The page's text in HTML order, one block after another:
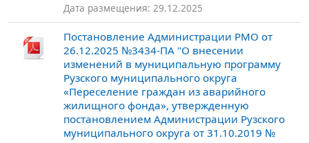
Дата размещения: 29.12.2025
Постановление Администрации РМО от
26.12.2025 №3434-ПА "О внесении
изменений в муниципальную программу
Рузского муниципального округа
«Переселение граждан из аварийного
жилищного фонда», утвержденную
постановлением Администрации Рузского
муниципального округа от 31.10.2019 №